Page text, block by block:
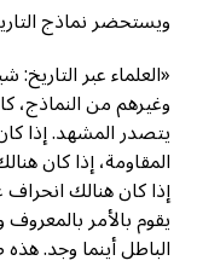
ويستحضر نماذج
«العلماء عبر
وغيرهم من النماذج،
يتصدر المشهد. إذا
المقاومة، إذا كان
إذا كان هنالك
يقوم بالأمر
الباطل أينما وجد. هذه